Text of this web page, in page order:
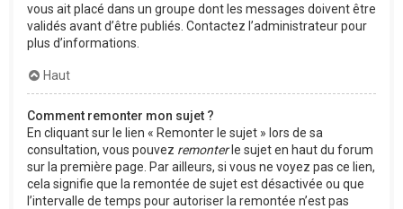
vous ait placé dans un groupe dont les messages doivent être
validés avant d’être publiés. Contactez l’administrateur pour
plus d’informations.
Haut
Comment remonter mon sujet ?
En cliquant sur le lien « Remonter le sujet » lors de sa
consultation, vous pouvez remonterle sujet en haut du forum
sur la première page. Par ailleurs, si vous ne voyez pas ce lien,
cela signifie que la remontée de sujet est désactivée ou que
l’intervalle de temps pour autoriser la remontée n’est pas